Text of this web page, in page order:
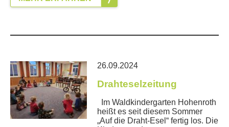
26.09.2024
Drahteselzeitung
Im Waldkindergarten Hohenroth
heißt es seit diesem Sommer
„Auf die Draht-Esel“ fertig los. Die